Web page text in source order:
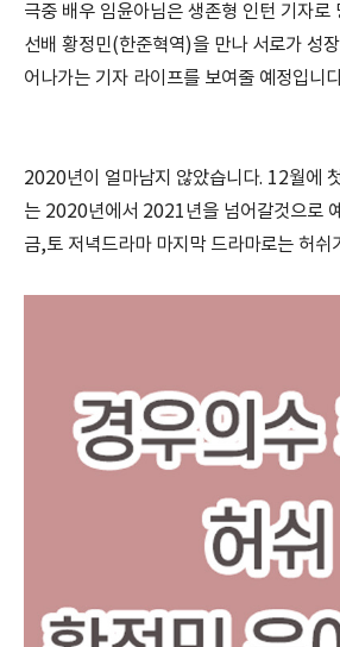
극중 배우 임윤아님은 생존형 인턴 기자로
선배 황정민(한준혁역)을 만나 서로가 성
어나가는 기자 라이프를 보여줄 예정입니
2020년이 얼마남지 않았습니다. 12월에
는 2020년에서 2021년을 넘어갈것으로
금,토 저녁드라마 마지막 드라마로는 허쉬